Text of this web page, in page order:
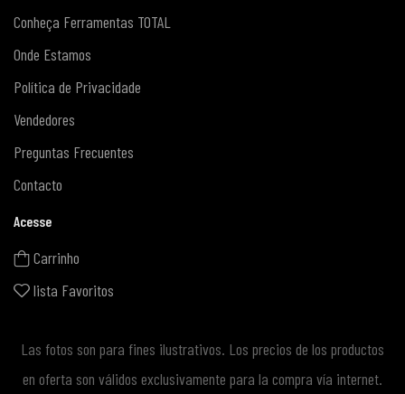
Conheça Ferramentas TOTAL
Onde Estamos
Política de Privacidade
Vendedores
Preguntas Frecuentes
Contacto
Acesse
Carrinho
lista Favoritos
Las fotos son para fines ilustrativos. Los precios de los productos
en oferta son válidos exclusivamente para la compra vía internet.